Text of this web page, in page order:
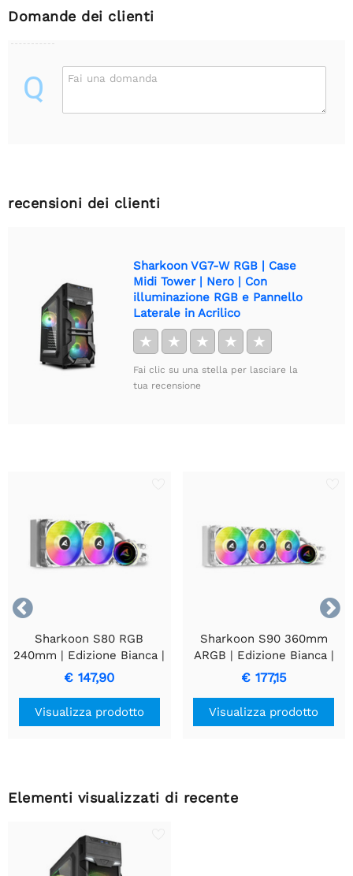
Domande dei clienti
Q Fai una domanda
recensioni dei clienti
Sharkoon VG7-W RGB | Case
Midi Tower | Nero | Con
illuminazione RGB e Pannello
Laterale in Acrilico
★ ★ ★ ★ ★
Fai clic su una stella per lasciare la
tua recensione


Sharkoon S80 RGB
240mm | Edizione Bianca |
Raffreddamento a liquido
All-in-One per CPU
€ 147,90
Visualizza prodotto
Sharkoon S90 360mm
ARGB | Edizione Bianca |
Raffreddatore a liquido
per CPU All-in-One
€ 177,15
Visualizza prodotto
Elementi visualizzati di recente